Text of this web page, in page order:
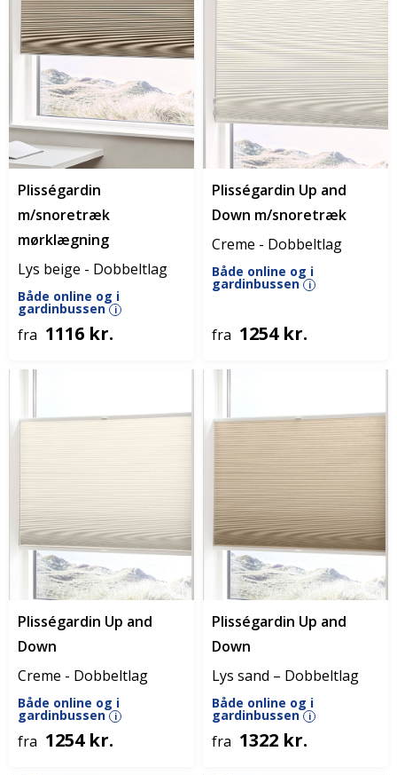
Plisségardin
m/snoretræk
mørklægning
Lys beige - Dobbeltlag
Både online og i
gardinbussen i
fra 1116 kr.
Plisségardin Up and
Down m/snoretræk
Creme - Dobbeltlag
Både online og i
gardinbussen i
fra 1254 kr.
Plisségardin Up and
Down
Creme - Dobbeltlag
Både online og i
gardinbussen i
fra 1254 kr.
Plisségardin Up and
Down
Lys sand – Dobbeltlag
Både online og i
gardinbussen i
fra 1322 kr.